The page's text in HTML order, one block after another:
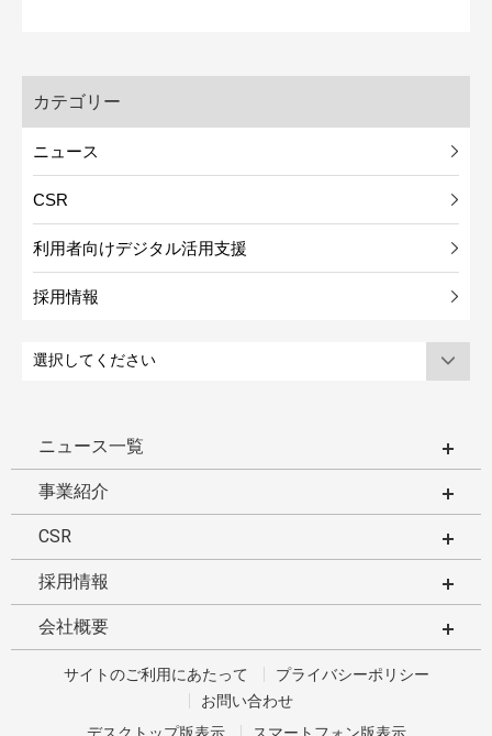
カテゴリー
ニュース
CSR
利用者向けデジタル活用支援
採用情報
ニュース一覧
事業紹介
CSR
採用情報
会社概要
サイトのご利用にあたって
プライバシーポリシー
お問い合わせ
デスクトップ版表示
スマートフォン版表示